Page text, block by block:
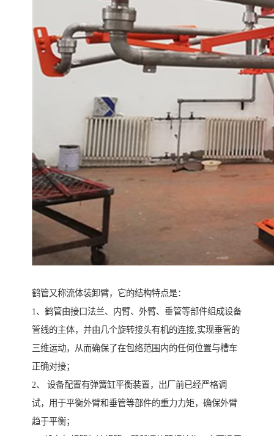
鹤管又称流体装卸臂，它的结构特点是：
1、鹤管由接口法兰、内臂、外臂、垂管等部件组成设备
管线的主体，并由几个旋转接头有机的连接,实现垂管的
三维运动，从而确保了在包络范围内的任何位置与槽车
正确对接；
2、 设备配置有弹簧缸平衡装置，出厂前已经严格调
试，用于平衡外臂和垂管等部件的重力力矩，确保外臂
趋于平衡；